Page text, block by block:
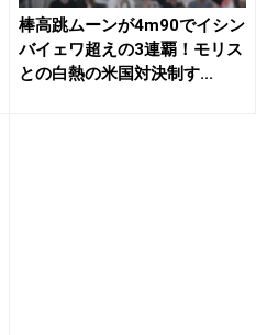
棒高跳ムーンが4m90でイシン
バイェワ超えの3連覇！モリス
との白熱の米国対決制す...